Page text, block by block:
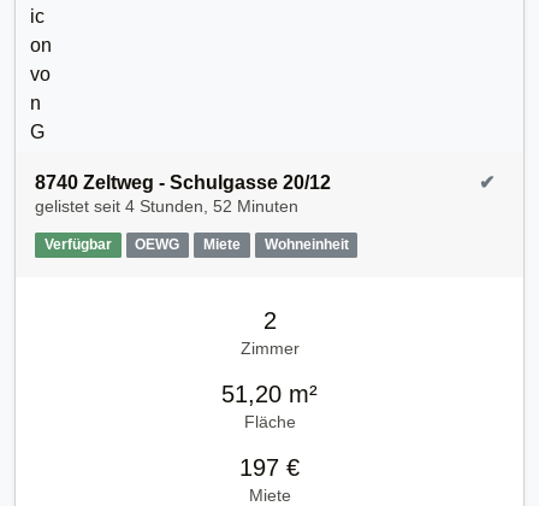
8740 Zeltweg - Schulgasse 20/12
gelistet seit 4 Stunden, 52 Minuten
Verfügbar OEWG Miete Wohneinheit
✔
2
Zimmer
51,20 m²
Fläche
197 €
Miete